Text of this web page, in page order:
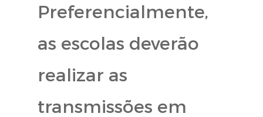
Preferencialmente,
as escolas deverão
realizar as
transmissões em